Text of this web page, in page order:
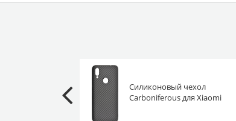
Силиконовый чехол
Carboniferous для Xiaomi